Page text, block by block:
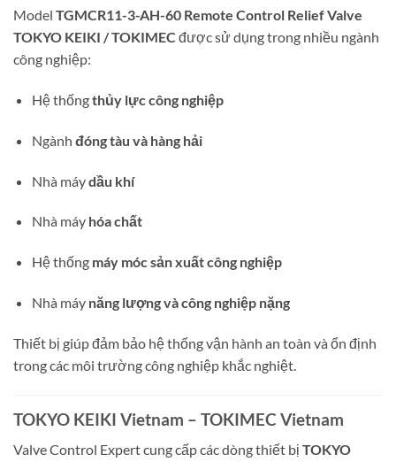
Model TGMCR11-3-AH-60 Remote Control Relief Valve
TOKYO KEIKI / TOKIMEC được sử dụng trong nhiều ngành
công nghiệp:
Hệ thốngthủy lực công nghiệp
Ngành đóng tàu và hàng hải
Nhà máydầu khí
Nhà máy hóa chất
Hệ thống máy móc sản xuất công nghiệp
Nhà máy năng lượng và công nghiệp nặng
Thiết bị giúp đảm bảo hệ thống vận hành an toàn và ổn định
trong các môi trường công nghiệp khắc nghiệt.
TOKYO KEIKI Vietnam – TOKIMEC Vietnam
Valve Control Expert cung cấp các dòng thiết bị TOKYO